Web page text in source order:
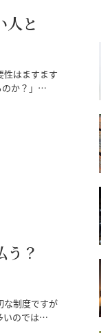
人と
性はますます
のか？」…
う？
な制度ですが
いのでは…